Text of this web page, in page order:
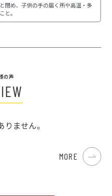
閉め、子供の手の届く所や高温・多
と。
の声
りません。
MORE